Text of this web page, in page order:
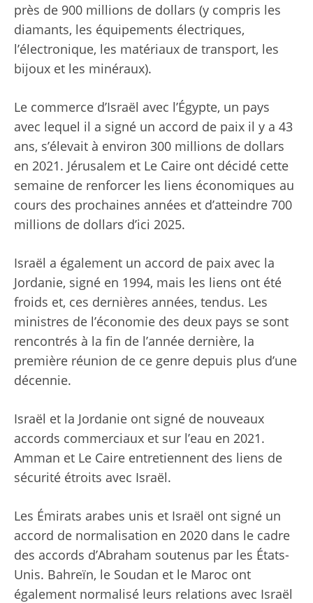
près de 900 millions de dollars (y compris les
diamants, les équipements électriques,
l’électronique, les matériaux de transport, les
bijoux et les minéraux).
Le commerce d’Israël avec l’Égypte, un pays
avec lequel il a signé un accord de paix il y a 43
ans, s’élevait à environ 300 millions de dollars
en 2021. Jérusalem et Le Caire ont décidé cette
semaine de renforcer les liens économiques au
cours des prochaines années et d’atteindre 700
millions de dollars d’ici 2025.
Israël a également un accord de paix avec la
Jordanie, signé en 1994, mais les liens ont été
froids et, ces dernières années, tendus. Les
ministres de l’économie des deux pays se sont
rencontrés à la fin de l’année dernière, la
première réunion de ce genre depuis plus d’une
décennie.
Israël et la Jordanie ont signé de nouveaux
accords commerciaux et sur l’eau en 2021.
Amman et Le Caire entretiennent des liens de
sécurité étroits avec Israël.
Les Émirats arabes unis et Israël ont signé un
accord de normalisation en 2020 dans le cadre
des accords d’Abraham soutenus par les États-
Unis. Bahreïn, le Soudan et le Maroc ont
également normalisé leurs relations avec Israël